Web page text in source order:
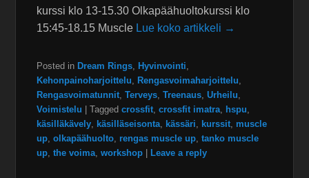
kurssi klo 13-15.30 Olkapäähuoltokurssi klo
15:45-18.15 Muscle Lue koko artikkeli →
Posted in Dream Rings, Hyvinvointi,
Kehonpainoharjoittelu, Rengasvoimaharjoittelu,
Rengasvoimatunnit,Terveys,Treenaus,Urheilu,
Voimistelu
|Tagged crossfit,crossfit imatra, hspu,
käsilläkävely, käsilläseisonta, kässäri, kurssit, muscle
up,olkapäähuolto, rengas muscle up,tanko muscle
up,the voima,workshop Leave a reply